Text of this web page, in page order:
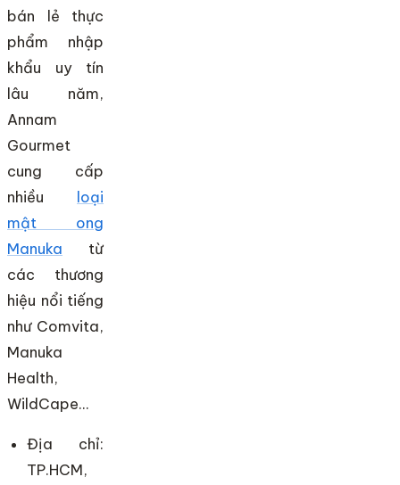
bán lẻ thực
phẩm nhập
khẩu uy tín
lâu năm,
Annam
Gourmet
cung cấp
nhiều loại
mật ong
Manuka từ
các thương
hiệu nổi tiếng
như Comvita,
Manuka
Health,
WildCape…
Địa chỉ:
TP.HCM,